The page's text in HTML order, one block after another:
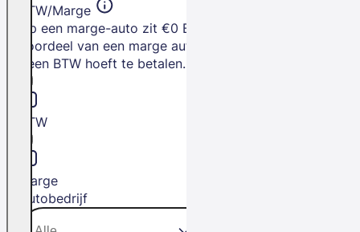
BTW/Marge
Op een marge-auto zit €0 BTW. Het
voordeel van een marge auto is dat je
geen BTW hoeft te betalen.
BTW
Marge
Autobedrijf